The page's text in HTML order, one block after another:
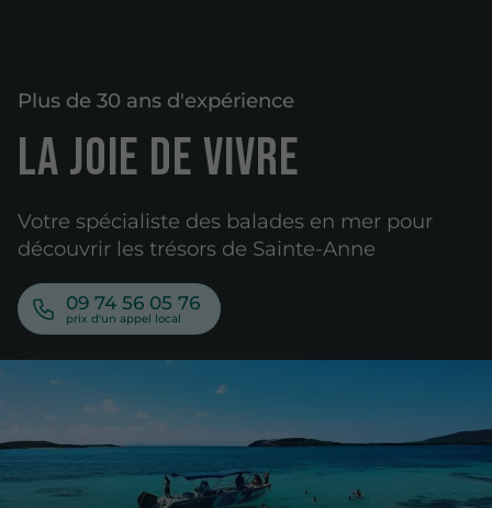
Plus de 30 ans d'expérience
LA JOIE DE VIVRE
Votre spécialiste des balades en mer pour
découvrir les trésors de Sainte-Anne
09 74 56 05 76